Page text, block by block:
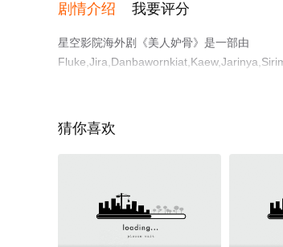
剧情介绍 我要评分
星空影院海外剧《美人妒骨》是一部由
的泰国电视剧，大结局剧情已揭晓（1-30全
猜你喜欢